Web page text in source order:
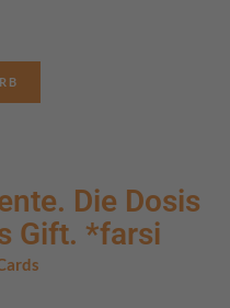
Die Dosis
Gift. *farsi